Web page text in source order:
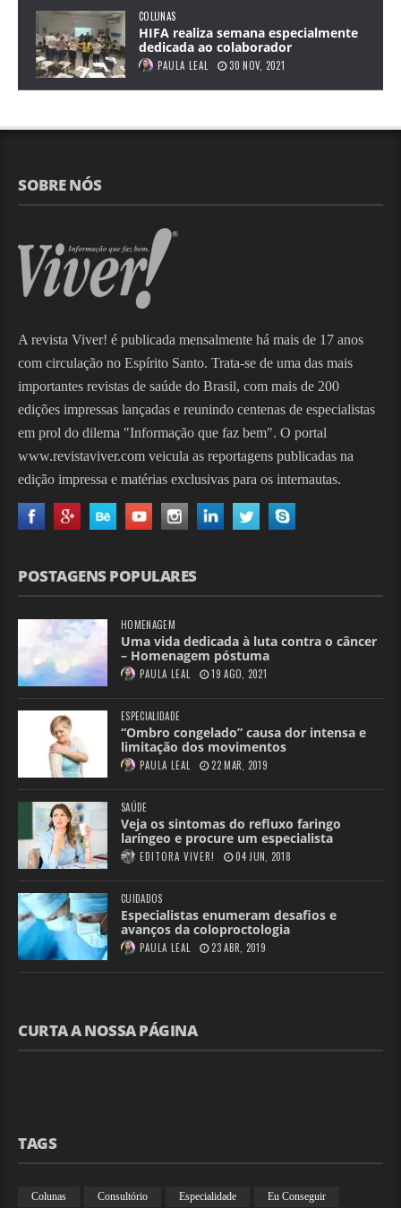
COLUNAS
HIFA realiza semana especialmente
dedicada ao colaborador
PAULA LEAL 30 NOV, 2021
SOBRE NÓS
A revista Viver! é publicada mensalmente há mais de 17 anos
com circulação no Espírito Santo. Trata-se de uma das mais
importantes revistas de saúde do Brasil, com mais de 200
edições impressas lançadas e reunindo centenas de especialistas
em prol do dilema "Informação que faz bem". O portal
www.revistaviver.com veicula as reportagens publicadas na
edição impressa e matérias exclusivas para os internautas.
POSTAGENS POPULARES
HOMENAGEM
Uma vida dedicada à luta contra o câncer
– Homenagem póstuma
PAULA LEAL 19 AGO, 2021
ESPECIALIDADE
“Ombro congelado” causa dor intensa e
limitação dos movimentos
PAULA LEAL 22 MAR, 2019
SAÚDE
Veja os sintomas do refluxo faringo
laríngeo e procure um especialista
EDITORA VIVER! 04 JUN, 2018
CUIDADOS
Especialistas enumeram desafios e
avanços da coloproctologia
PAULA LEAL 23 ABR, 2019
CURTA A NOSSA PÁGINA
TAGS
Colunas Consultório Especialidade Eu Conseguir